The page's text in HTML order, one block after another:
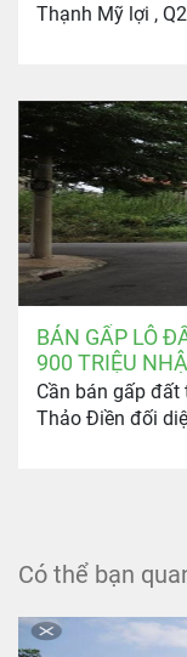
Thạnh Mỹ lợi , Q2
BÁN GẤP LÔ
900 TRIỆU
ĐẤT:
Cần bán gấp
Thảo Điền đối
Có thể bạn